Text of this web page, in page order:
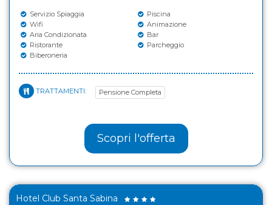
Servizio Spiaggia
Piscina
Wifi
Animazione
Aria Condizionata
Bar
Ristorante
Parcheggio
Biberoneria
TRATTAMENTI: Pensione Completa
Scopri l'offerta
Hotel Club Santa Sabina